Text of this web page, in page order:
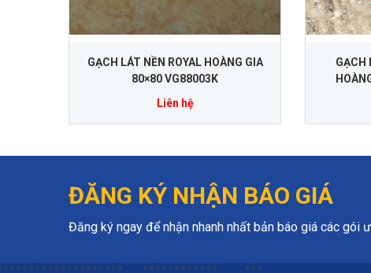
GẠCH LÁT NỀN ROYAL HOÀNG GIA
80×80 VG88003K
Liên hệ
GẠCH
ĐĂNG KÝ NHẬN BÁO GIÁ
Đăng ký ngay để nhận nhanh nhất bản báo giá các gói